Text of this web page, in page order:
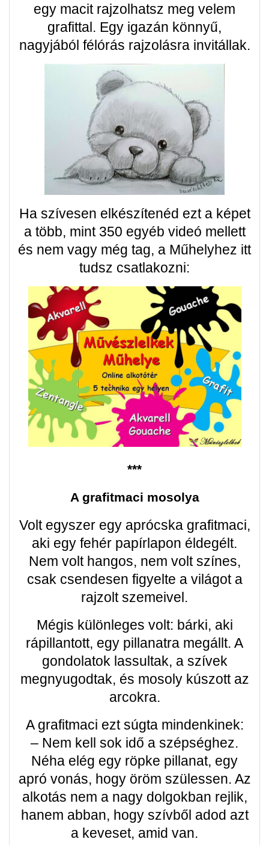
egy macit rajzolhatsz meg velem
grafittal. Egy igazán könnyű,
nagyjából félórás rajzolásra invitállak.
Ha szívesen elkészítenéd ezt a képet
a több, mint 350 egyéb videó mellett
és nem vagy még tag, a Műhelyhez itt
tudsz csatlakozni:
***
A grafitmaci mosolya
Volt egyszer egy aprócska grafitmaci,
aki egy fehér papírlapon éldegélt.
Nem volt hangos, nem volt színes,
csak csendesen figyelte a világot a
rajzolt szemeivel.
Mégis különleges volt: bárki, aki
rápillantott, egy pillanatra megállt. A
gondolatok lassultak, a szívek
megnyugodtak, és mosoly kúszott az
arcokra.
A grafitmaci ezt súgta mindenkinek:
– Nem kell sok idő a szépséghez.
Néha elég egy röpke pillanat, egy
apró vonás, hogy öröm szülessen. Az
alkotás nem a nagy dolgokban rejlik,
hanem abban, hogy szívből adod azt
a keveset, amid van.